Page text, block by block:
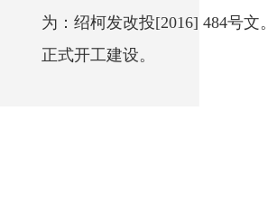
为：绍柯发改投[2016] 484号文。
正式开工建设。